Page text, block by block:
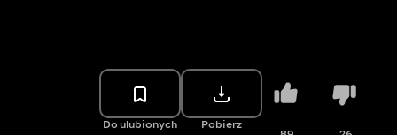
Do ulubionych Pobierz